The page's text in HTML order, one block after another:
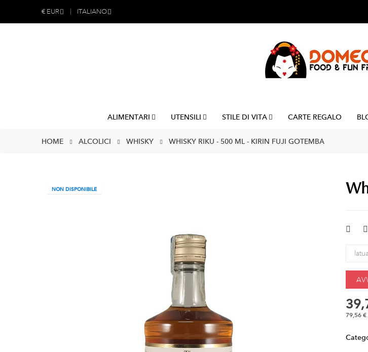
€ EUR ITALIANO
ALIMENTARI UTENSILI STILE DI VITA CARTE REGALO
HOME ALCOLICI WHISKY WHISKY RIKU - 500 ML - KIRIN FUJI GOTEMBA
NON DISPONIBILE
79,56 €